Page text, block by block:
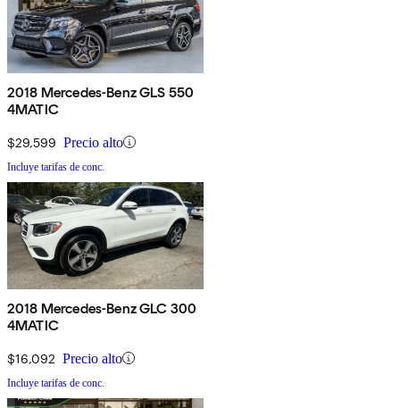
2018 Mercedes-Benz GLS 550
4MATIC
$29,599 Precio alto
Incluye tarifas de conc.
2018 Mercedes-Benz GLC 300
4MATIC
$16,092 Precio alto
Incluye tarifas de conc.